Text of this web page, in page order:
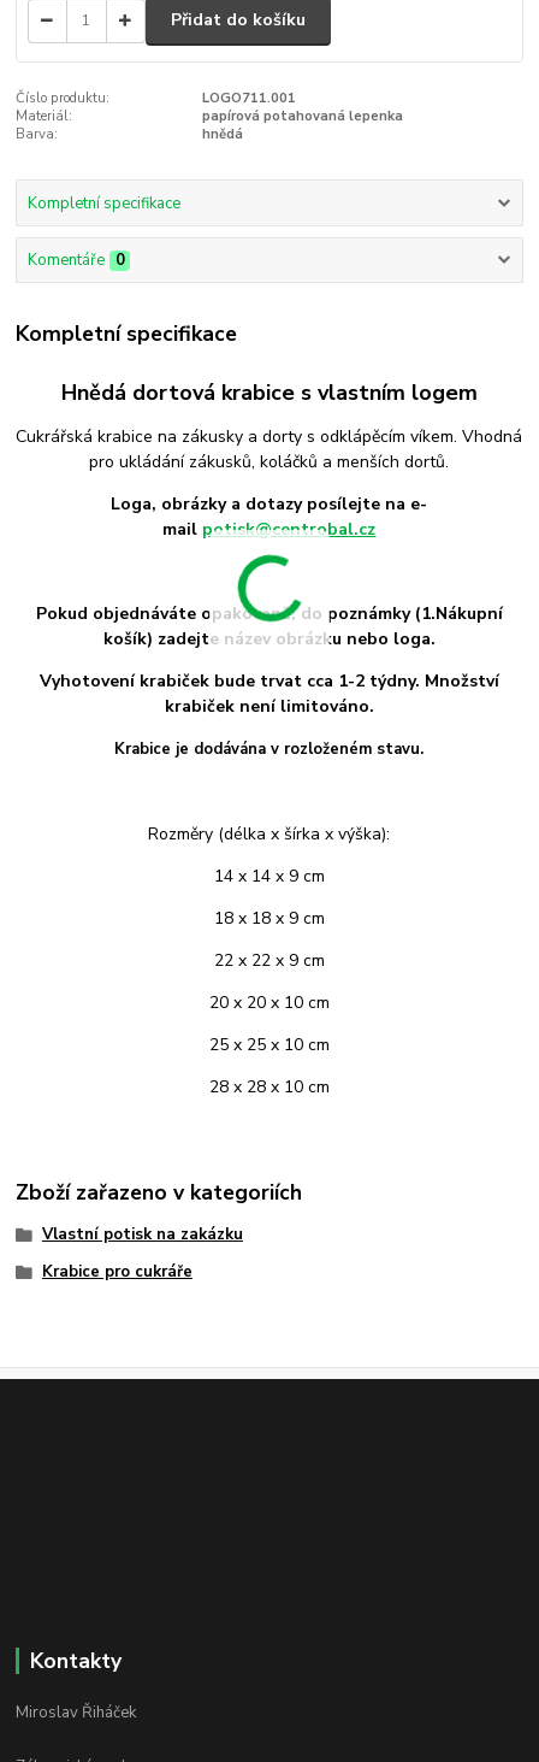
Přidat do košíku
Číslo produktu:
LOGO711.001
Materiál:
papírová potahovaná lepenka
Barva:
hnědá
Kompletní specifikace
Komentáře 0
Kompletní specifikace
Hnědá dortová krabice s vlastním logem
Cukrářská krabice na zákusky a dorty s odklápěcím víkem. Vhodná
pro ukládání zákusků, koláčků a menších dortů.
Loga, obrázky a dotazy posílejte na e-
mail potisk@centrobal.cz
Pokud objednáváte opakovaně, do poznámky (1.Nákupní
košík) zadejte název obrázku nebo loga.
Vyhotovení krabiček bude trvat cca 1-2 týdny. Množství
krabiček není limitováno.
Krabice je dodávána v rozloženém stavu.
Rozměry (délka x šírka x výška):
14 x 14 x 9 cm
18 x 18 x 9 cm
22 x 22 x 9 cm
20 x 20 x 10 cm
25 x 25 x 10 cm
28 x 28 x 10 cm
Zboží zařazeno v kategoriích
Vlastní potisk na zakázku
Krabice pro cukráře
Kontakty
Miroslav Řiháček